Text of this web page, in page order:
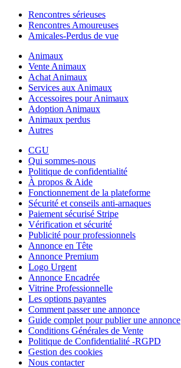
Rencontres sérieuses
Rencontres Amoureuses
Amicales-Perdus de vue
Animaux
Vente Animaux
Achat Animaux
Services aux Animaux
Accessoires pour Animaux
Adoption Animaux
Animaux perdus
Autres
CGU
Qui sommes-nous
Politique de confidentialité
À propos & Aide
Fonctionnement de la plateforme
Sécurité et conseils anti-arnaques
Paiement sécurisé Stripe
Vérification et sécurité
Publicité pour professionnels
Annonce en Tête
Annonce Premium
Logo Urgent
Annonce Encadrée
Vitrine Professionnelle
Les options payantes
Comment passer une annonce
Guide complet pour publier une annonce
Conditions Générales de Vente
Politique de Confidentialité -RGPD
Gestion des cookies
Nous contacter